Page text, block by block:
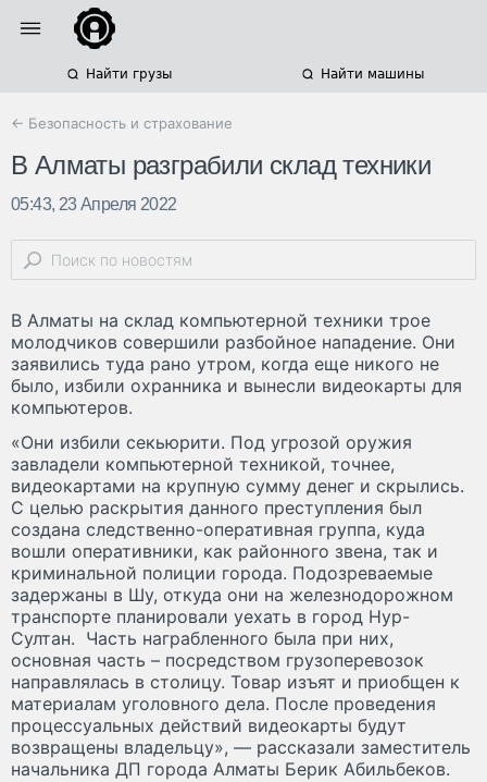
Найти грузы Найти машины
← Безопасность и страхование
В Алматы разграбили склад техники
05:43, 23 Апреля 2022
В Алматы на склад компьютерной техники трое
молодчиков совершили разбойное нападение. Они
заявились туда рано утром, когда еще никого не
было, избили охранника и вынесли видеокарты для
компьютеров.
«Они избили секьюрити. Под угрозой оружия
завладели компьютерной техникой, точнее,
видеокартами на крупную сумму денег и скрылись.
С целью раскрытия данного преступления был
создана следственно-оперативная группа, куда
вошли оперативники, как районного звена, так и
криминальной полиции города. Подозреваемые
задержаны в Шу, откуда они на железнодорожном
транспорте планировали уехать в город Нур-
Султан. Часть награбленного была при них,
основная часть – посредством грузоперевозок
направлялась в столицу. Товар изъят и приобщен к
материалам уголовного дела. После проведения
процессуальных действий видеокарты будут
возвращены владельцу», — рассказали заместитель
начальника ДП города Алматы Берик Абильбеков.